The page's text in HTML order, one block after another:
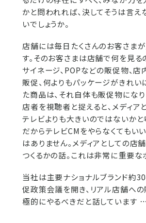
かと問われれば、決してそうは言
いでしょうか。
店舗には毎日たくさんのお客さま
す。そのお客さまは店舗で何を見る
サイネージ、POPなどの販促物、店
販促、何よりもパッケージがきれい
た商品は、それ自体も販促物になり
店者を視聴者と捉えると、メディア
テレビよりも大きいのではないかと
だからテレビCMをやらなくてもい
はありません。メディアとしての店
つくるかの話。これは非常に重要な
当社は主要ナショナルブランド約
促政策会議を開き、リアル店舗へ
極的にやるべきだと話しています …